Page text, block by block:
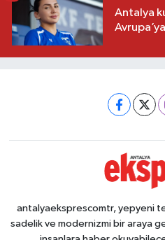
Antalya
antalyaeksprescomtr, yepyeni
sadelik ve modernizmi bir araya